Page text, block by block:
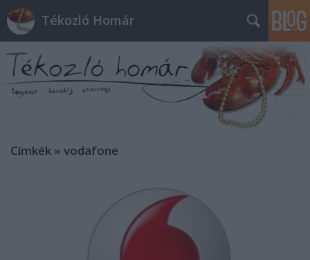
Tékozló Homár
Címkék » vodafone